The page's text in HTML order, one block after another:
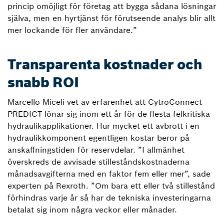
princip omöjligt för företag att bygga sådana lösningar
själva, men en hyrtjänst för förutseende analys blir allt
mer lockande för fler användare.”
Transparenta kostnader och
snabb ROI
Marcello Miceli vet av erfarenhet att CytroConnect
PREDICT lönar sig inom ett år för de flesta felkritiska
hydraulikapplikationer. Hur mycket ett avbrott i en
hydraulikkomponent egentligen kostar beror på
anskaffningstiden för reservdelar. ”I allmänhet
överskreds de avvisade stilleståndskostnaderna
månadsavgifterna med en faktor fem eller mer”, sade
experten på Rexroth. ”Om bara ett eller två stillestånd
förhindras varje år så har de tekniska investeringarna
betalat sig inom några veckor eller månader.